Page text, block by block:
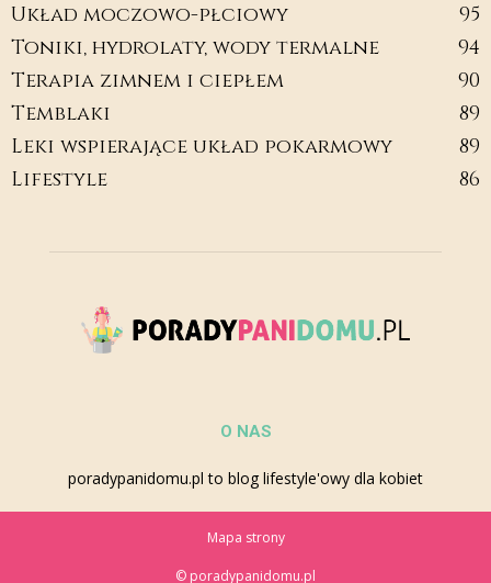
Układ moczowo-płciowy
95
Toniki, hydrolaty, wody termalne
94
Terapia zimnem i ciepłem
90
Temblaki
89
Leki wspierające układ pokarmowy
89
Lifestyle
86
O NAS
poradypanidomu.pl to blog lifestyle'owy dla kobiet
Mapa strony
© poradypanidomu.pl